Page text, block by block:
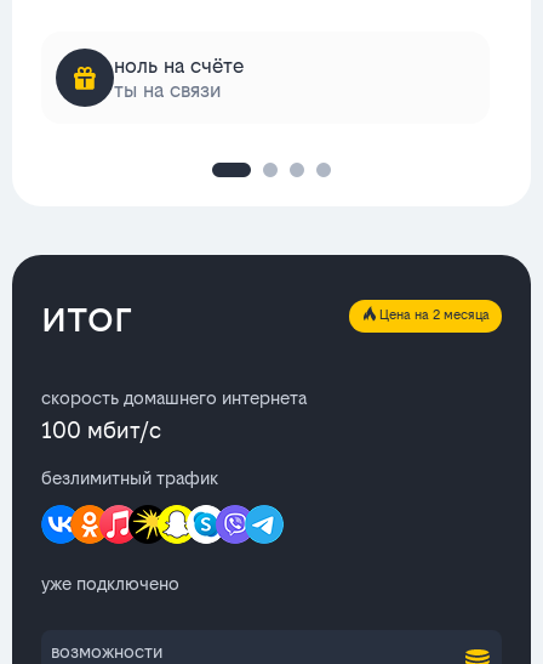
ноль на счёте
ты на связи
итог Цена на 2 месяца
скорость домашнего интернета
100 мбит/с
безлимитный трафик
уже подключено
возможности